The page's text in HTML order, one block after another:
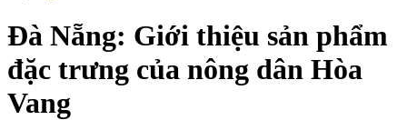
Đà Nẵng: Giới thiệu sản phẩm
đặc trưng của nông dân Hòa
Vang